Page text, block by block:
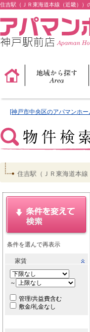
住吉駅（ＪＲ東海道本線（近畿））
[神戸市中央区のアパマンホ
住吉駅（ＪＲ東海道本
条件を選んで再表示
家賃
～
管理/共益費含む
敷金/礼金なし